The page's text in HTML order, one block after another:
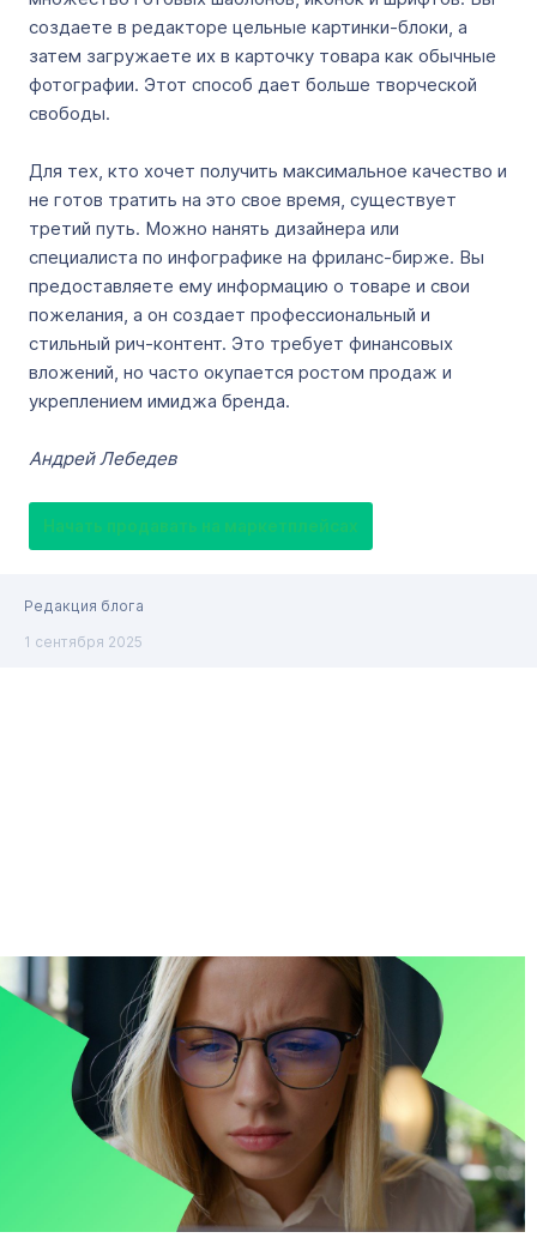
создаете в редакторе цельные картинки-блоки, а
затем загружаете их в карточку товара как обычные
фотографии. Этот способ дает больше творческой
свободы.
Для тех, кто хочет получить максимальное качество и
не готов тратить на это свое время, существует
третий путь. Можно нанять дизайнера или
специалиста по инфографике на фриланс-бирже. Вы
предоставляете ему информацию о товаре и свои
пожелания, а он создает профессиональный и
стильный рич-контент. Это требует финансовых
вложений, но часто окупается ростом продаж и
укреплением имиджа бренда.
Андрей Лебедев
Начать продавать на маркетплейсах
Редакция блога
1 сентября 2025